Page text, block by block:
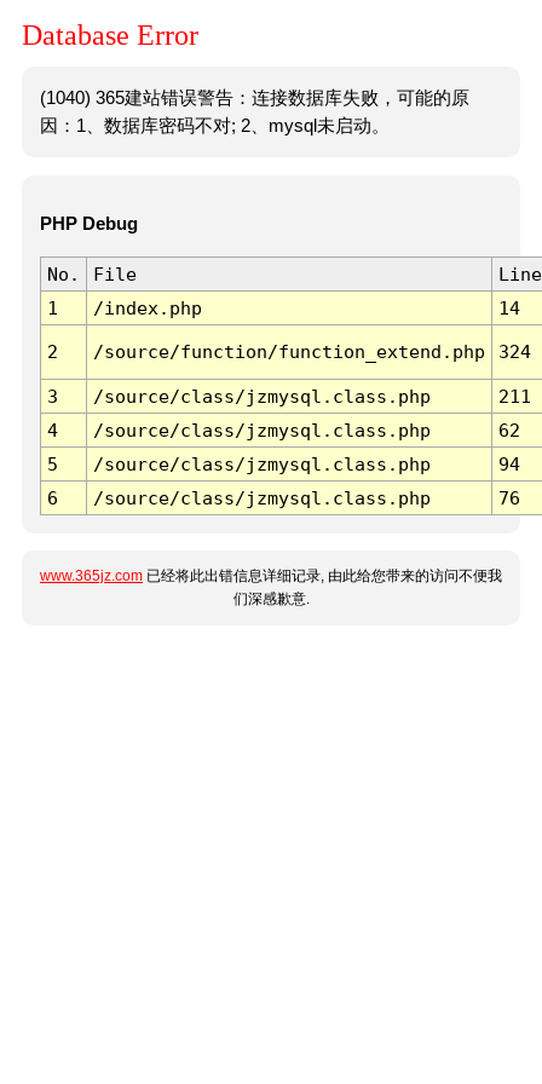
Database Error
(1040) 365建站错误警告：连接数据库失败，可能的原
因：1、数据库密码不对; 2、mysql未启动。
PHP Debug
No. File
Line
1
/index.php 14
2 /source/function/function_extend.php 324
3 /source/class/jzmysql.class.php
211
4
/source/class/jzmysql.class.php
62
5
/source/class/jzmysql.class.php
94
6
/source/class/jzmysql.class.php 76
www.365jz.com 已经将此出错信息详细记录, 由此给您带来的访问不便我
们深感歉意.